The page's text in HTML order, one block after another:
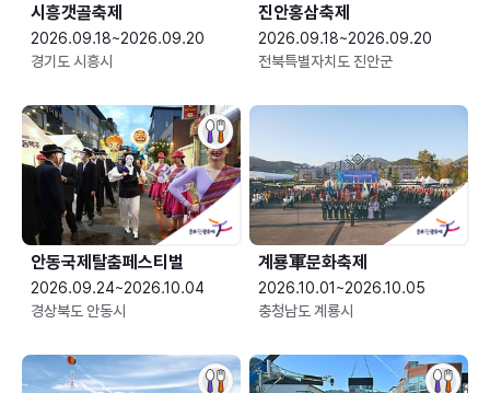
시흥갯골축제
2026.09.18~2026.09.20
경기도 시흥시
진안홍삼축제
2026.09.18~2026.09.20
전북특별자치도 진안군
안동국제탈춤페스티벌
2026.09.24~2026.10.04
경상북도 안동시
2026.10.01~2026.10.05
충청남도 계룡시